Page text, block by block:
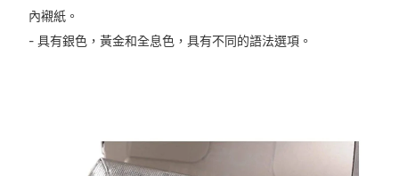
內襯紙。
- 具有銀色，黃金和全息色，具有不同的語法選項。